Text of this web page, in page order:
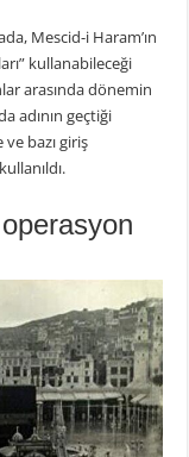
Mescid-i Haram’ın
kullanabileceği
arasında dönemin
adının geçtiği
bazı giriş